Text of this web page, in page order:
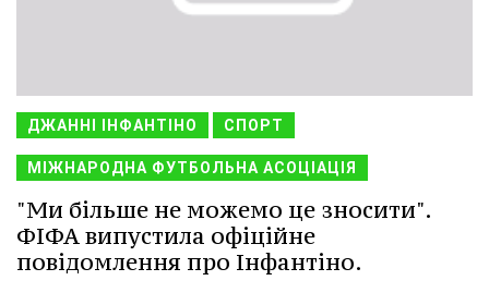
ДЖАННІ ІНФАНТІНО СПОРТ
МІЖНАРОДНА ФУТБОЛЬНА АСОЦІАЦІЯ
"Ми більше не можемо це зносити".
ФІФА випустила офіційне
повідомлення про Інфантіно.